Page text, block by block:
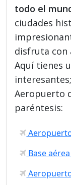
todo el
ciudades
disfruta con
Aquí tienes
Aeropuerto
paréntesis:
Base